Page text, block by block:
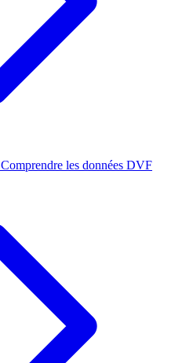
Comprendre les données DVF